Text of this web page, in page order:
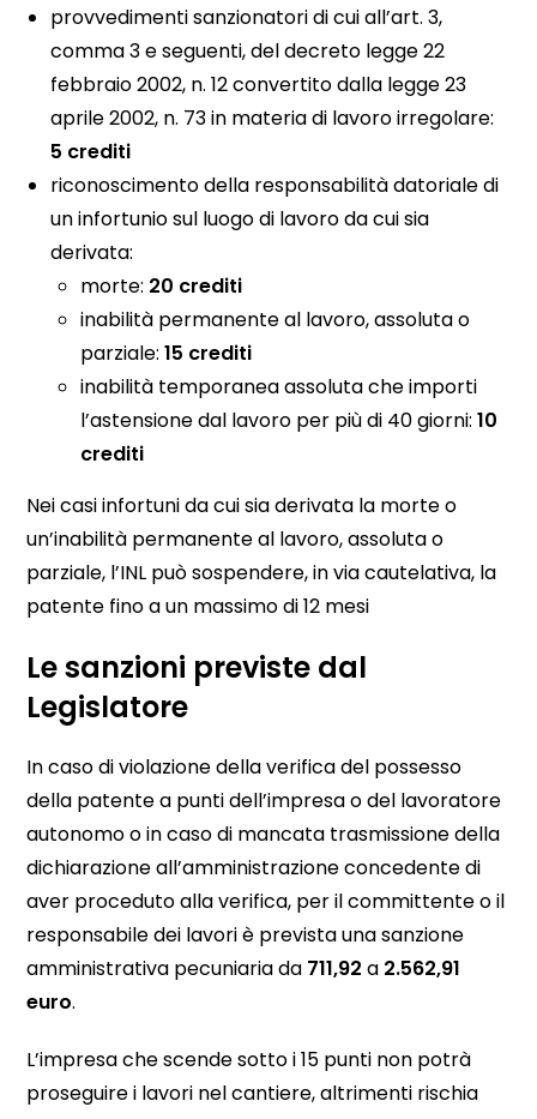
provvedimenti sanzionatori di cui all’art. 3,
comma 3 e seguenti, del decreto legge 22
febbraio 2002, n. 12 convertito dalla legge 23
aprile 2002, n. 73 in materia di lavoro irregolare:
5 crediti
riconoscimento della responsabilità datoriale di
un infortunio sul luogo di lavoro da cui sia
derivata:
morte: 20 crediti
inabilità permanente al lavoro, assoluta o
parziale: 15 crediti
inabilità temporanea assoluta che importi
l’astensione dal lavoro per più di 40 giorni: 10
crediti
Nei casi infortuni da cui sia derivata la morte o
un’inabilità permanente al lavoro, assoluta o
parziale, l’INL può sospendere, in via cautelativa, la
patente fino a un massimo di 12 mesi
Le sanzioni previste dal
Legislatore
In caso di violazione della verifica del possesso
della patente a punti dell’impresa o del lavoratore
autonomo o in caso di mancata trasmissione della
dichiarazione all’amministrazione concedente di
aver proceduto alla verifica, per il committente o il
responsabile dei lavori è prevista una sanzione
amministrativa pecuniaria da 711,92 a 2.562,91
euro.
L’impresa che scende sotto i 15 punti non potrà
proseguire i lavori nel cantiere, altrimenti rischia